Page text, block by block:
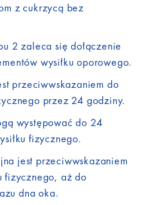
z cukrzycą bez
2 zaleca się dołączenie
wysiłku oporowego.
przeciwwskazaniem do
przez 24 godziny.
występować do 24
fizycznego.
jest przeciwwskazaniem
fizycznego, aż do
dna oka.